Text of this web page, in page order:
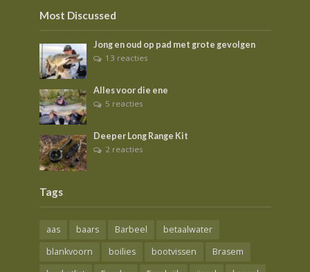
Most Discussed
Jong en oud op pad met grote gevolgen
13 reacties
Alles voor die ene
5 reacties
Deeper Long Range Kit
2 reacties
Tags
aas baars Barbeel
betaalwater
blankvoorn
boilies bootvissen
Brasem